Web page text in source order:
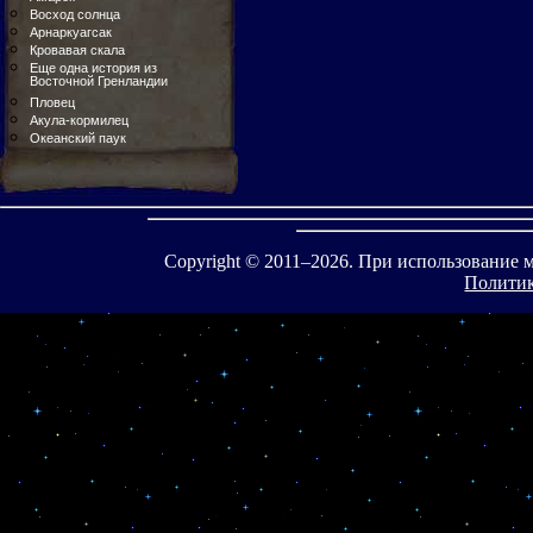
Восход солнца
Арнаркуагсак
Кровавая скала
Еще одна история из
Восточной Гренландии
Пловец
Акула-кормилец
Океанский паук
Copyright © 2011–2026. При использование